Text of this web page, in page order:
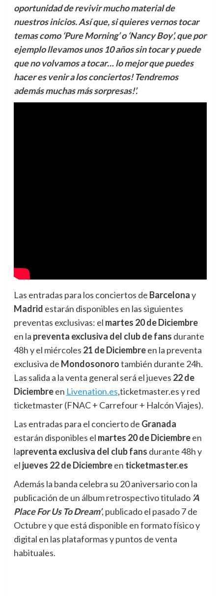
oportunidad de revivir mucho material de
nuestros inicios. Así que, si quieres vernos tocar
temas como ‘Pure Morning’ o ‘Nancy Boy’, que por
ejemplo llevamos unos 10 años sin tocar y puede
que no volvamos a tocar… lo mejor que puedes
hacer es venir a los conciertos! Tendremos
además muchas más sorpresas!’.
Las entradas para los conciertos de Barcelonay
Madrid estarán disponibles en las siguientes
preventas exclusivas: el martes 20 de Diciembre
en la preventa exclusiva del club de fans durante
48h y el miércoles 21 de Diciembreen la preventa
exclusiva de Mondosonorotambién durante 24h.
Las salida a la venta general será el jueves 22 de
Diciembreen Livenation.es,ticketmaster.es y red
ticketmaster (FNAC + Carrefour + Halcón Viajes).
Las entradas para el concierto de Granada
estarán disponibles el martes 20 de Diciembreen
lapreventa exclusiva del club fans durante 48h y
el jueves 22 de Diciembreen ticketmaster.es
Además la banda celebra su 20 aniversario con la
publicación de un álbum retrospectivo titulado ‘A
Place For Us To Dream’, publicado el pasado 7 de
Octubre y que está disponible en formato físico y
digital en las plataformas y puntos de venta
habituales.